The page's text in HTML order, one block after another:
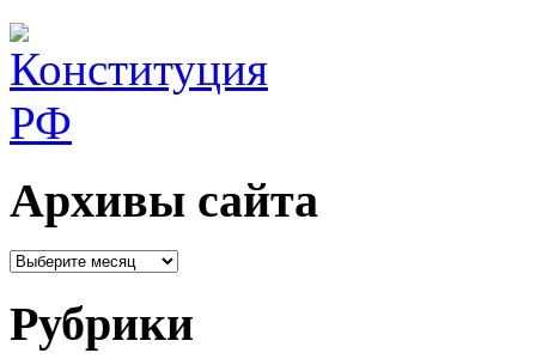
Архивы сайта
Рубрики